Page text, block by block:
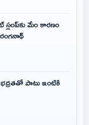
మేం కారణం
భద్రతతో పాటు ఇంటికి